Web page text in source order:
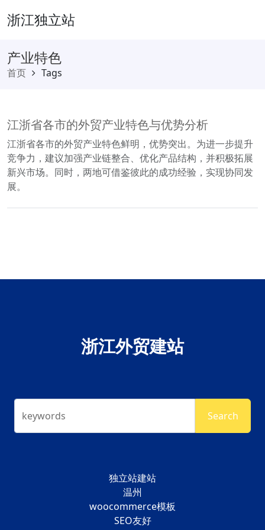
浙江独立站
产业特色
首页 Tags
江浙省各市的外贸产业特色与优势分析
江浙省各市的外贸产业特色鲜明，优势突出。为进一步提升
竞争力，建议加强产业链整合、优化产品结构，并积极拓展
新兴市场。同时，两地可借鉴彼此的成功经验，实现协同发
展。
浙江外贸建站
keywords Search
独立站建站
温州
woocommerce模板
SEO友好